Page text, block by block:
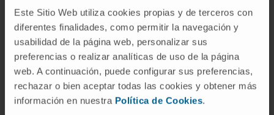
Este Sitio Web utiliza cookies propias y de terceros con
diferentes finalidades, como permitir la navegación y
usabilidad de la página web, personalizar sus
preferencias o realizar analíticas de uso de la página
web. A continuación, puede configurar sus preferencias,
rechazar o bien aceptar todas las cookies y obtener más
información en nuestra Política de Cookies.
práctica clínica, sin embargo, el término
oclusivo se usa a menudo para ambos casos.
¿Un apósito oclusivo puede dejarse
más tiempo sin cambiarlo que uno
tradicional?